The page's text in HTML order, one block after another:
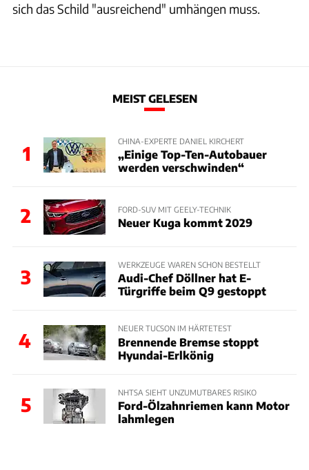
sich das Schild "ausreichend" umhängen muss.
MEIST GELESEN
1
CHINA-EXPERTE DANIEL KIRCHERT
„Einige Top-Ten-Autobauer
werden verschwinden“
2 FORD-SUV MIT GEELY-TECHNIK
Neuer Kuga kommt 2029
3
WERKZEUGE WAREN SCHON BESTELLT
Audi-Chef Döllner hat E-
Türgriffe beim Q9 gestoppt
4
NEUER TUCSON IM HÄRTETEST
Brennende Bremse stoppt
Hyundai-Erlkönig
5
NHTSA SIEHT UNZUMUTBARES RISIKO
Ford-Ölzahnriemen kann Motor
lahmlegen